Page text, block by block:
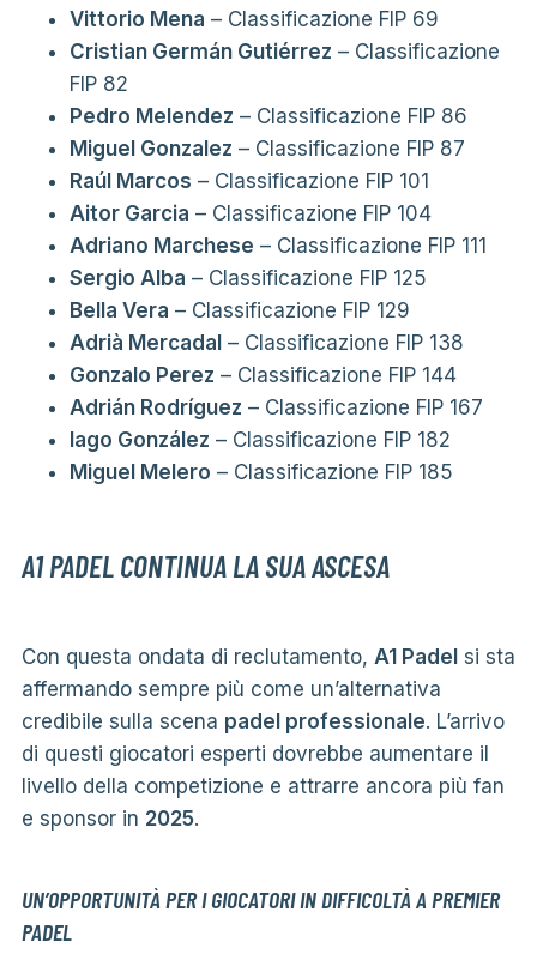
Vittorio Mena – Classificazione FIP 69
Cristian Germán Gutiérrez – Classificazione
FIP 82
Pedro Melendez – Classificazione FIP 86
Miguel Gonzalez – Classificazione FIP 87
Raúl Marcos – Classificazione FIP 101
Aitor Garcia – Classificazione FIP 104
Adriano Marchese – Classificazione FIP 111
Sergio Alba – Classificazione FIP 125
Bella Vera – Classificazione FIP 129
Adrià Mercadal– Classificazione FIP 138
Gonzalo Perez – Classificazione FIP 144
Adrián Rodríguez – Classificazione FIP 167
Iago González – Classificazione FIP 182
Miguel Melero – Classificazione FIP 185
A1 PADEL CONTINUA LA SUA ASCESA
Con questa ondata di reclutamento, A1 Padelsi sta
affermando sempre più come un’alternativa
credibile sulla scena padel professionale. L’arrivo
di questi giocatori esperti dovrebbe aumentare il
livello della competizione e attrarre ancora più fan
e sponsor in 2025.
UN’OPPORTUNITÀ PER I GIOCATORI IN DIFFICOLTÀ A PREMIER
PADEL